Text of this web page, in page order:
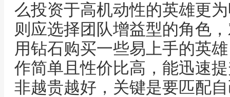
么投资于高机动性的英雄更
则应选择团队增益型的角色
用钻石购买一些易上手的英
作简单且性价比高，能迅速
非越贵越好，关键是要匹配